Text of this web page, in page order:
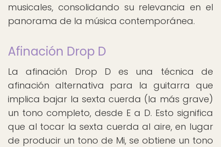
musicales, consolidando su relevancia en el
panorama de la música contemporánea.
Afinación Drop D
La afinación Drop D es una técnica de
afinación alternativa para la guitarra que
implica bajar la sexta cuerda (la más grave)
un tono completo, desde E a D. Esto significa
que al tocar la sexta cuerda al aire, en lugar
de producir un tono de Mi, se obtiene un tono